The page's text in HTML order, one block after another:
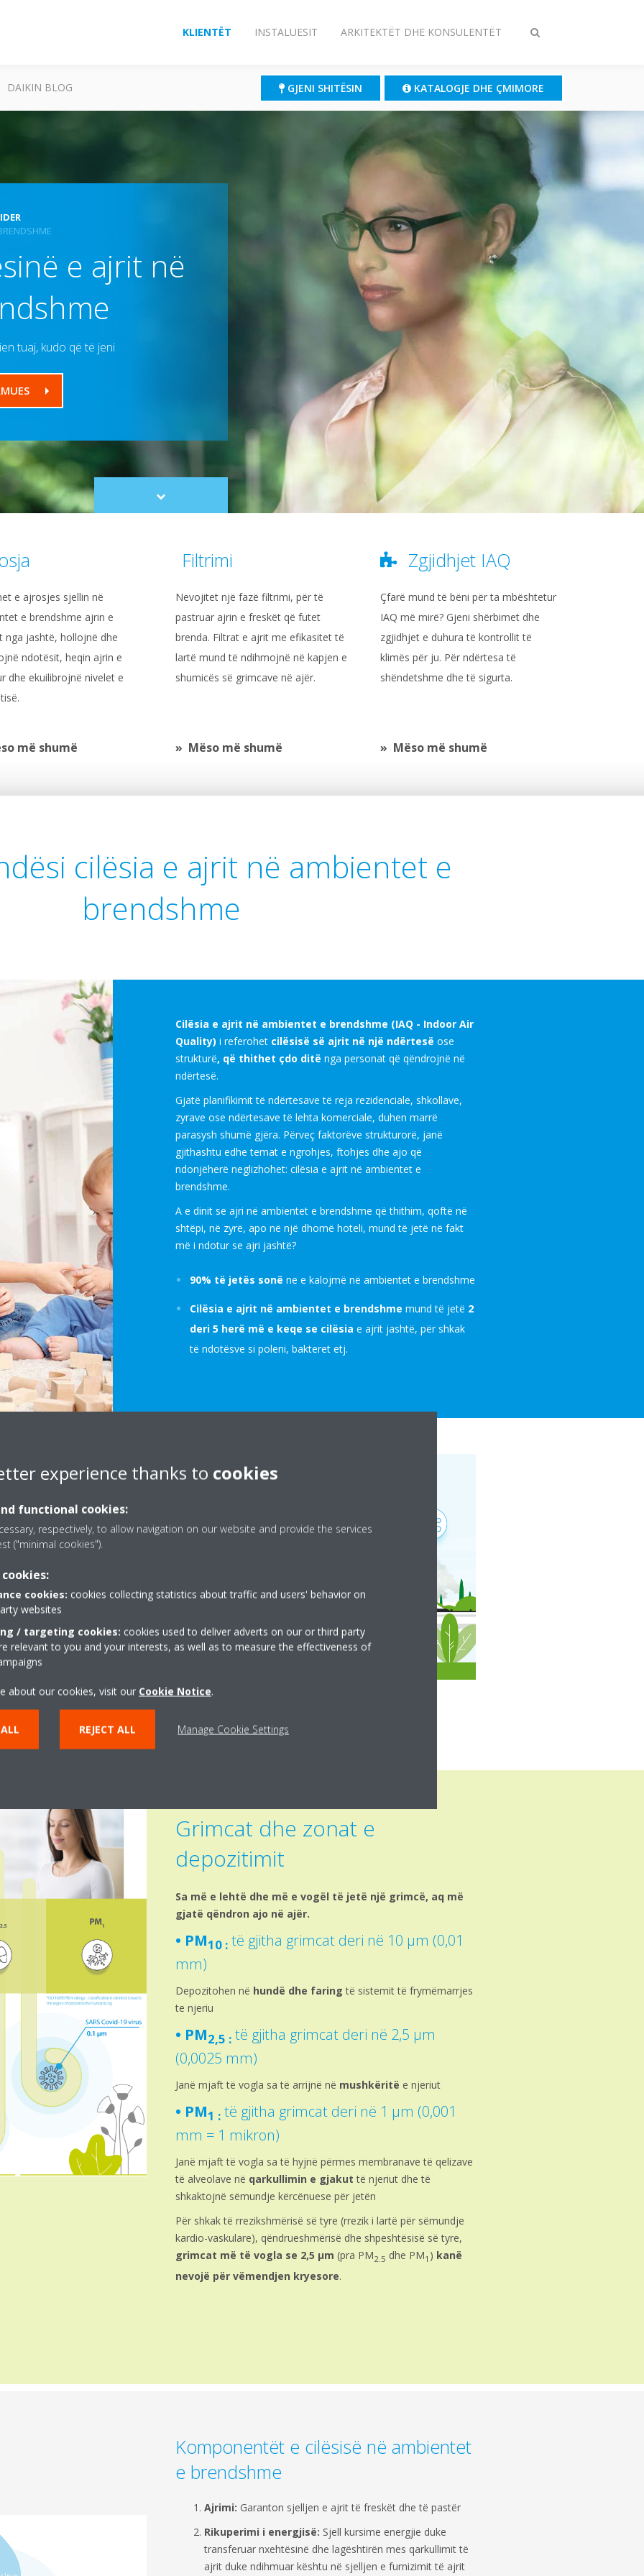
Ndrysho
KLIENTËT INSTALUESIT ARKITEKTËT DHE KONSULENTËT
DAIKIN BLOG GJENI SHITËSIN KATALOGJE DHE ÇMIMORE
e ajrit në
tuaj, kudo që të jeni
Scroll
to
e ajrosjes sjellin në
e brendshme ajrin e
nga jashtë, hollojnë dhe
ndotësit, heqin ajrin e
dhe ekuilibrojnë nivelet e
më shumë
Filtrimi
Nevojitet një fazë filtrimi, për të
pastruar ajrin e freskët që futet
brenda. Filtrat e ajrit me efikasitet të
lartë mund të ndihmojnë në kapjen e
shumicës së grimcave në ajër.
Mëso më shumë
Zgjidhjet IAQ
Çfarë mund të bëni për ta mbështetur
IAQ më mirë? Gjeni shërbimet dhe
zgjidhjet e duhura të kontrollit të
klimës për ju. Për ndërtesa të
shëndetshme dhe të sigurta.
Mëso më shumë
cilësia e ajrit në ambientet e
brendshme
Cilësia e ajrit në ambientet e brendshme (IAQ - Indoor Air
Quality) i referohet cilësisë së ajrit në një ndërtesë ose
strukturë, që thithet çdo ditë nga personat që qëndrojnë në
ndërtesë.
Gjatë planifikimit të ndërtesave të reja rezidenciale, shkollave,
zyrave ose ndërtesave të lehta komerciale, duhen marrë
parasysh shumë gjëra. Përveç faktorëve strukturorë, janë
gjithashtu edhe temat e ngrohjes, ftohjes dhe ajo që
ndonjëherë neglizhohet: cilësia e ajrit në ambientet e
brendshme.
A e dinit se ajri në ambientet e brendshme që thithim, qoftë në
shtëpi, në zyrë, apo në një dhomë hoteli, mund të jetë në fakt
më i ndotur se ajri jashtë?
90% të jetës sonë ne e kalojmë në ambientet e brendshme
Cilësia e ajrit në ambientet e brendshme mund të jetë 2
deri 5 herë më e keqe se cilësia e ajrit jashtë, për shkak
të ndotësve si poleni, bakteret etj.
e ajrit në
i ajrit, ajrosja, pajisjet e
nga ajri ndotësit e ajrit si
viruset ose mikrobet.​
aq më të rrezikshme janë
në formë grimce
tyre.
Grimcat dhe zonat e
depozitimit
Sa më e lehtë dhe më e vogël të jetë një grimcë, aq më
gjatë qëndron ajo në ajër.
• PM10 : të gjitha grimcat deri në 10 µm (0,01
mm)
Depozitohen në hundë dhe faring të sistemit të frymëmarrjes
te njeriu
• PM2,5 : të gjitha grimcat deri në 2,5 µm
(0,0025 mm)
Janë mjaft të vogla sa të arrijnë në mushkëritë e njeriut
• PM1 : të gjitha grimcat deri në 1 µm (0,001
mm = 1 mikron)
Janë mjaft të vogla sa të hyjnë përmes membranave të qelizave
të alveolave në qarkullimin e gjakut të njeriut dhe të
shkaktojnë sëmundje kërcënuese për jetën
Për shkak të rrezikshmërisë së tyre (rrezik i lartë për sëmundje
kardio-vaskulare), qëndrueshmërisë dhe shpeshtësisë së tyre,
grimcat më të vogla se 2,5 μm (pra PM2.5 dhe PM1 ) kanë
nevojë për vëmendjen kryesore.
Komponentët e cilësisë në ambientet
e brendshme
Ajrimi: Garanton sjelljen e ajrit të freskët dhe të pastër
Rikuperimi i energjisë: Sjell kursime energjie duke
transferuar nxehtësinë dhe lagështirën mes qarkullimit të
ajrit duke ndihmuar kështu në sjelljen e furnizimit të ajrit
experience thanks to cookies
functional cookies:
respectively, to allow navigation on our website and provide the services
("minimal cookies").
cookies: cookies collecting statistics about traffic and users' behavior on
websites
/ targeting cookies: cookies used to deliver adverts on our or third party
relevant to you and your interests, as well as to measure the effectiveness of
about our cookies, visit our Cookie Notice.
REJECT ALL Manage Cookie Settings